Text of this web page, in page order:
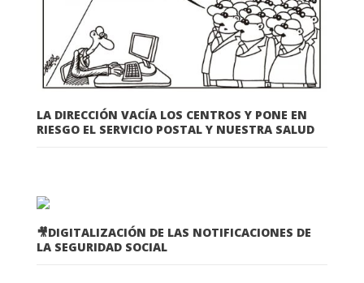
LA DIRECCIÓN VACÍA LOS CENTROS Y PONE EN
RIESGO EL SERVICIO POSTAL Y NUESTRA SALUD
🎥DIGITALIZACIÓN DE LAS NOTIFICACIONES DE
LA SEGURIDAD SOCIAL